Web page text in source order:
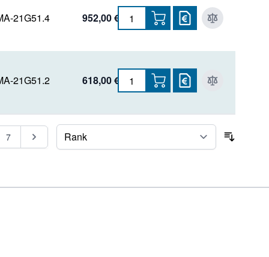
21G51.4 952,00 €
21G51.2 618,00 €
Seite
Seite
7 Seite